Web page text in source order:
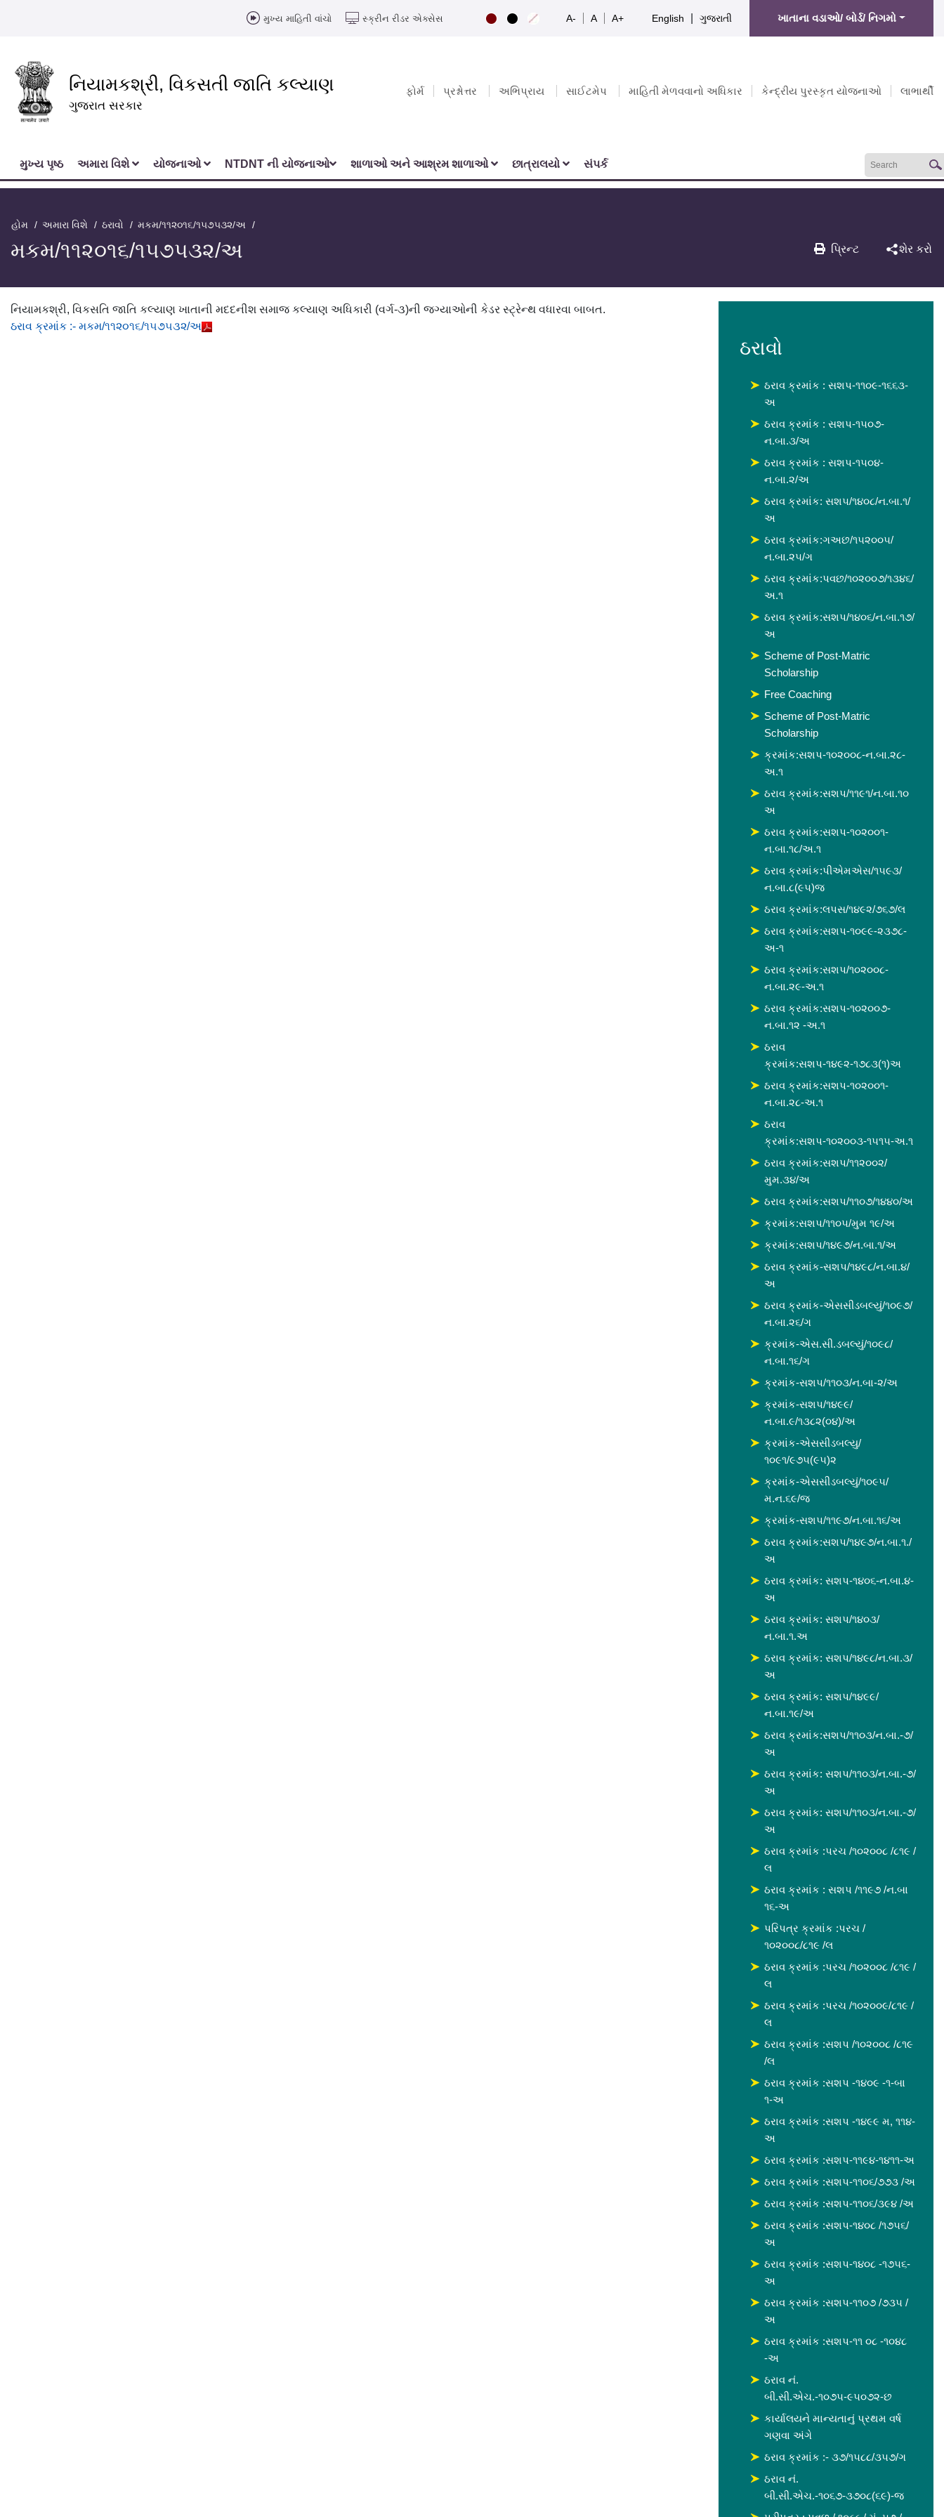
મુખ્ય માહિતી વાંચો સ્ક્રીન રીડર એક્સેસ A- A A+ English ગુજરાતી ખાતાના વડાઓ/ બોર્ડ/ નિગમો
નિયામકશ્રી, વિકસતી જાતિ કલ્યાણ
ગુજરાત સરકાર
ફોર્મ પ્રશ્નોત્તર અભિપ્રાય સાઈટમેપ માહિતી મેળવવાનો અધિકાર કેન્દ્રીય પુરસ્કૃત યોજનાઓ લાભાર્થી
મુખ્‍ય પૃષ્ઠ અમારા વિશે યોજનાઓ NTDNT ની યોજનાઓ શાળાઓ અને આશ્રમ શાળાઓ છાત્રાલયો સંપર્ક
હોમ અમારા વિશે ઠરાવો મકમ/૧૧૨૦૧૬/૧૫૭૫૩૨/અ
મકમ/૧૧૨૦૧૬/૧૫૭૫૩૨/અ પ્રિન્ટ શેર કરો
નિયામકશ્રી, વિકસતિ જાતિ કલ્યાણ ખાતાની મદદનીશ સમાજ કલ્યાણ અધિકારી (વર્ગ-૩)ની જગ્યાઓની કેડર સ્ટ્રેન્થ વધારવા બાબત.
ઠરાવ ક્રમાંક :- મકમ/૧૧૨૦૧૬/૧૫૭૫૩૨/અ
ઠરાવો
ઠરાવ ક્રમાંક : સશપ-૧૧૦૯-૧૬૬૩-
અ
ઠરાવ ક્રમાંક : સશપ-૧૫૦૭-
ન.બા.૩/અ
ઠરાવ ક્રમાંક : સશપ-૧૫૦૪-
ન.બા.૨/અ
ઠરાવ ક્રમાંક: સશ૫/૧૪૦૮/ન.બા.૧/
અ
ઠરાવ ક્રમાંક:ગઅછ/૧૫૨૦૦૫/
ન.બા.૨૫/ગ
ઠરાવ ક્રમાંક:પવછ/૧૦૨૦૦૭/૧૩૪૬/
અ.૧
ઠરાવ ક્રમાંક:સશપ/૧૪૦૬/ન.બા.૧૭/
અ
Scheme of Post-Matric
Scholarship
Free Coaching
Scheme of Post-Matric
Scholarship
ક્રમાંક:સશપ-૧૦૨૦૦૮-ન.બા.૨૮-
અ.૧
ઠરાવ ક્રમાંક:સશપ/૧૧૯૧/ન.બા.૧૦
અ
ઠરાવ ક્રમાંક:સશપ-૧૦૨૦૦૧-
ન.બા.૧૮/અ.૧
ઠરાવ ક્રમાંક:પીએમએસ/૧૫૯૩/
ન.બા.૮(૯૫)જ
ઠરાવ ક્રમાંક:લપસ/૧૪૯૨/૭૬૭/લ
ઠરાવ ક્રમાંક:સશપ-૧૦૯૯-૨૩૭૮-
અ-૧
ઠરાવ ક્રમાંક:સશપ/૧૦૨૦૦૮-
ન.બા.૨૯-અ.૧
ઠરાવ ક્રમાંક:સશપ-૧૦૨૦૦૭-
ન.બા.૧૨ -અ.૧
ઠરાવ
ક્રમાંક:સશપ-૧૪૯૨-૧૭૮૩(૧)અ
ઠરાવ ક્રમાંક:સશપ-૧૦૨૦૦૧-
ન.બા.૨૮-અ.૧
ઠરાવ
ક્રમાંક:સશપ-૧૦૨૦૦૩-૧૫૧૫-અ.૧
ઠરાવ ક્રમાંક:સશપ/૧૧૨૦૦૨/
મુમ.૩૪/અ
ઠરાવ ક્રમાંક:સશપ/૧૧૦૭/૧૪૪૦/અ
ક્રમાંક:સશપ/૧૧૦૫/મુમ ૧૯/અ
ક્રમાંક:સશપ/૧૪૯૭/ન.બા.૧/અ
ઠરાવ ક્રમાંક-સશપ/૧૪૯૮/ન.બા.૪/
અ
ઠરાવ ક્રમાંક-એસસીડબલ્યું/૧૦૯૭/
ન.બા.૨૬/ગ
ક્રમાંક-એસ.સી.ડબલ્યું/૧૦૯૮/
ન.બા.૧૬/ગ
ક્રમાંક-સશપ/૧૧૦૩/ન.બા-૨/અ
ક્રમાંક-સશપ/૧૪૯૯/
ન.બા.૯/૧૩૮૨(૦૪)/અ
ક્રમાંક-એસસીડબલ્યુ/
૧૦૯૧/૯૭૫(૯૫)૨
ક્રમાંક-એસસીડબલ્યું/૧૦૯૫/
મ.ન.૬૯/જ
ક્રમાંક-સશપ/૧૧૯૭/ન.બા.૧૬/અ
ઠરાવ ક્રમાંક:સશપ/૧૪૯૭/ન.બા.૧./
અ
ઠરાવ ક્રમાંક: સશપ-૧૪૦૬-ન.બા.૪-
અ
ઠરાવ ક્રમાંક: સશપ/૧૪૦૩/
ન.બા.૧.અ
ઠરાવ ક્રમાંક: સશપ/૧૪૯૮/ન.બા.૩/
અ
ઠરાવ ક્રમાંક: સશપ/૧૪૯૯/
ન.બા.૧૯/અ
ઠરાવ ક્રમાંક:સશપ/૧૧૦૩/ન.બા.-૭/
અ
ઠરાવ ક્રમાંક: સશપ/૧૧૦૩/ન.બા.-૭/
અ
ઠરાવ ક્રમાંક: સશપ/૧૧૦૩/ન.બા.-૭/
અ
ઠરાવ ક્રમાંક :પરચ /૧૦૨૦૦૮ /૮૧૯ /
લ
ઠરાવ ક્રમાંક : સશપ /૧૧૯૭ /ન.બા
૧૬-અ
પરિપત્ર ક્રમાંક :પરચ /
૧૦૨૦૦૮/૮૧૯ /લ
ઠરાવ ક્રમાંક :પરચ /૧૦૨૦૦૮ /૮૧૯ /
લ
ઠરાવ ક્રમાંક :પરચ /૧૦૨૦૦૯/૮૧૯ /
લ
ઠરાવ ક્રમાંક :સશપ /૧૦૨૦૦૮ /૮૧૯
/લ
ઠરાવ ક્રમાંક :સશપ -૧૪૦૯ -૧-બા
૧-અ
ઠરાવ ક્રમાંક :સશપ -૧૪૯૯ મ, ૧૧૪-
અ
ઠરાવ ક્રમાંક :સશપ-૧૧૯૪-૧૪૧૧-અ
ઠરાવ ક્રમાંક :સશપ-૧૧૦૬/૭૭૩ /અ
ઠરાવ ક્રમાંક :સશપ-૧૧૦૬/૩૯૪ /અ
ઠરાવ ક્રમાંક :સશપ-૧૪૦૮ /૧૭૫૬/
અ
ઠરાવ ક્રમાંક :સશપ-૧૪૦૮ -૧૭૫૬-
અ
ઠરાવ ક્રમાંક :સશપ-૧૧૦૭ /૭૩૫ /
અ
ઠરાવ ક્રમાંક :સશપ-૧૧ ૦૮ -૧૦૪૮
-અ
ઠરાવ નં.
બી.સી.એચ.-૧૦૭૫-૯૫૦૭૨-છ
કાર્યાલયને માન્યતાનું પ્રથમ વર્ષ
ગણવા અંગે
ઠરાવ ક્રમાંક :- ૩૭/૧૫૮૮/૩૫૭/ગ
ઠરાવ નં.
બી.સી.એચ.-૧૦૬૭-૩૭૦૮(૬૯)-જ